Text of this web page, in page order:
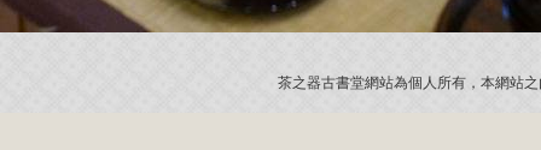
茶之器古書堂網站為個人所有，本網站